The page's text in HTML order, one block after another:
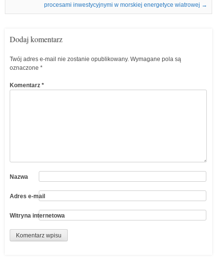
procesami inwestycyjnymi w morskiej energetyce wiatrowej →
Dodaj komentarz
Twój adres e-mail nie zostanie opublikowany. Wymagane pola są
oznaczone *
Komentarz *
Nazwa
Adres e-mail
Witryna internetowa